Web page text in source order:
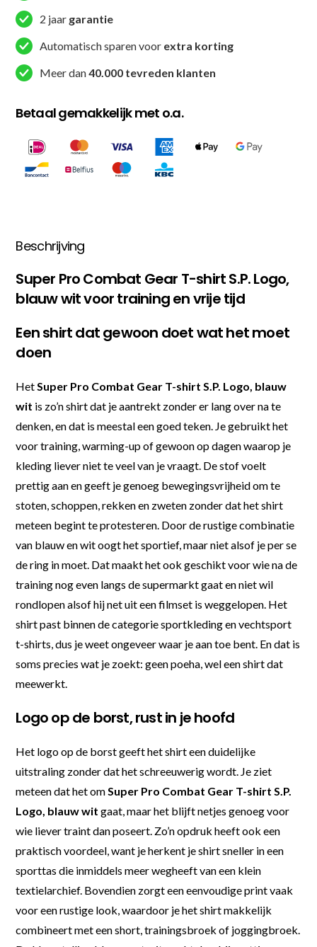
S.P.
Logo
Blauw
Wit
2 jaar garantie
Automatisch sparen voor extra korting
Meer dan40.000 tevreden klanten
Betaal gemakkelijk met o.a.
Beschrijving
Super Pro Combat Gear T-shirt S.P. Logo,
blauw wit voor training en vrije tijd
Een shirt dat gewoon doet wat het moet
doen
Het Super Pro Combat Gear T-shirt S.P. Logo, blauw
wit is zo’n shirt dat je aantrekt zonder er lang over na te
denken, en dat is meestal een goed teken. Je gebruikt het
voor training, warming-up of gewoon op dagen waarop je
kleding liever niet te veel van je vraagt. De stof voelt
prettig aan en geeft je genoeg bewegingsvrijheid om te
stoten, schoppen, rekken en zweten zonder dat het shirt
meteen begint te protesteren. Door de rustige combinatie
van blauw en wit oogt het sportief, maar niet alsof je per se
de ring in moet. Dat maakt het ook geschikt voor wie na de
training nog even langs de supermarkt gaat en niet wil
rondlopen alsof hij net uit een filmset is weggelopen. Het
shirt past binnen de categorie sportkleding en vechtsport
t-shirts, dus je weet ongeveer waar je aan toe bent. En dat is
soms precies wat je zoekt: geen poeha, wel een shirt dat
meewerkt.
Logo op de borst, rust in je hoofd
Het logo op de borst geeft het shirt een duidelijke
uitstraling zonder dat het schreeuwerig wordt. Je ziet
meteen dat het om Super Pro Combat Gear T-shirt S.P.
Logo, blauw wit gaat, maar het blijft netjes genoeg voor
wie liever traint dan poseert. Zo’n opdruk heeft ook een
praktisch voordeel, want je herkent je shirt sneller in een
sporttas die inmiddels meer wegheeft van een klein
textielarchief. Bovendien zorgt een eenvoudige print vaak
voor een rustige look, waardoor je het shirt makkelijk
combineert met een short, trainingsbroek of joggingbroek.